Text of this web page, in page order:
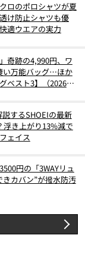
ロのポロシャツが夏
け防止シャツも優
適ウエアの実力
奇跡の4,990円、ワ
い万能バッグ…ほか
ベスト3】（2026年
説するSHOEIの最新
き上がり13%減で
ェイス
円の「3WAYリュ
カバン”が撥水防汚